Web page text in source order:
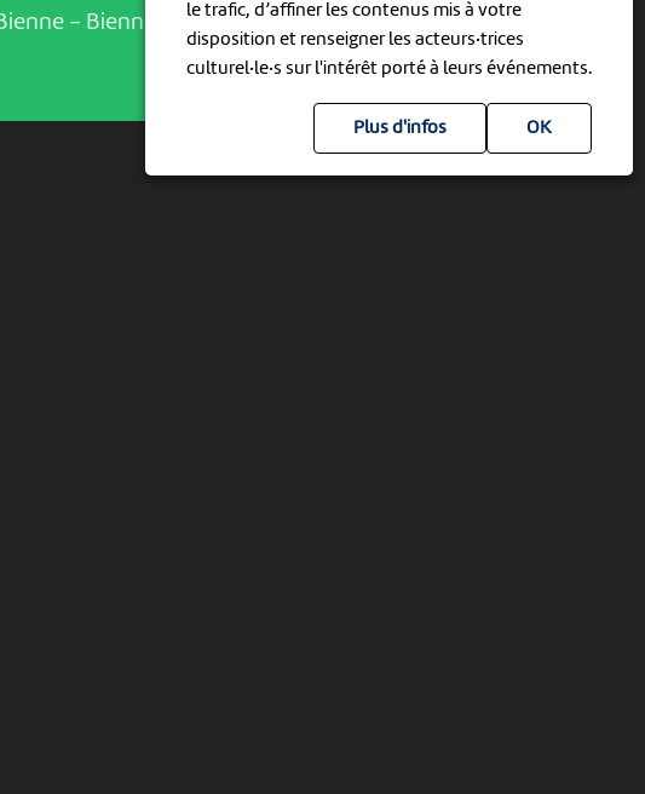
le trafic, d’affiner les contenus mis à votre
disposition et renseigner les acteurs·trices
culturel·le·s sur l'intérêt porté à leurs événements.
Plus d'infos
- Bienne